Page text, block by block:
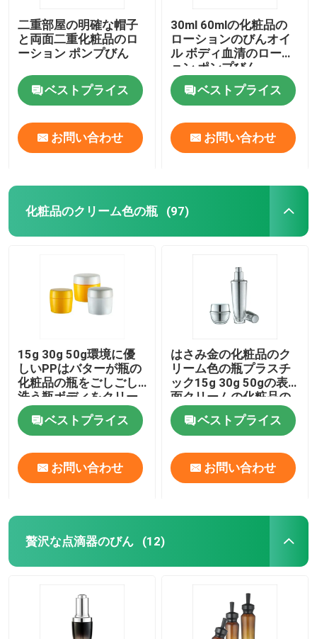
二重部屋の明確な帽子
と両面二重化粧品のロ
ーション ポンプびん
ベストプライス
お問い合わせ
30ml 60mlの化粧品の
ローションのびんオイ
ル ボディ血清のローシ
ョン ポンプびん
ベストプライス
お問い合わせ
化粧品のクリーム色の瓶 (97)
15g 30g 50g環境に優
しいPPはバターが瓶の
化粧品の瓶をごしごし
洗う瓶ボディをクリー
ム状にする
ベストプライス
お問い合わせ
はさみ金の化粧品のク
リーム色の瓶プラスチ
ック15g 30g 50gの表
面クリームの化粧品の
瓶
ベストプライス
お問い合わせ
贅沢な点滴器のびん (12)